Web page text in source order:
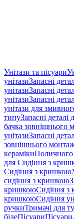
Унітази та пісуари
унітазиЗапасні
унітазиЗапасні
унітазиЗапасні
унітази для
типуЗапасні
бачка зовнішнього
унітазиЗапасні
зовнішнього
кераміки
для Сидіння з
Сидіння з кришкою
сидіння з кришкою
кришкоюСидіння з
кришкоюСидіння
ручкиТримачі для
бідеПісуари